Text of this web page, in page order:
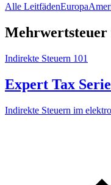
Alle LeitfädenEuropa
Indirekte Steuern 101
Expert Tax
Indirekte Steuern im